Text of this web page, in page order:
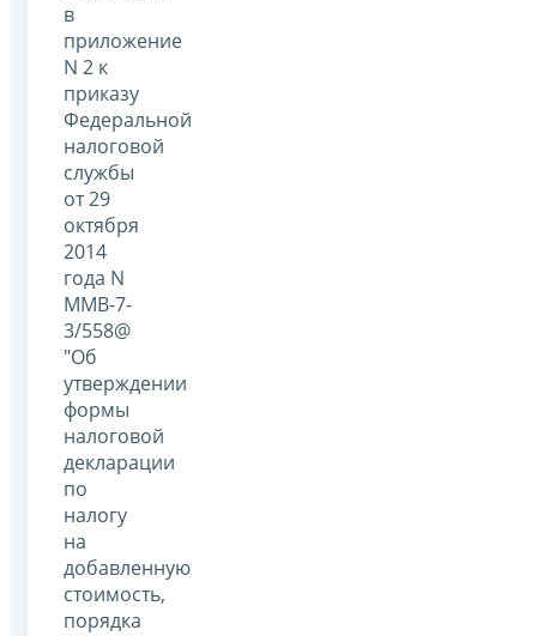
в
приложение
N 2 к
приказу
Федеральной
налоговой
службы
от 29
октября
2014
года N
ММВ-7-
3/558@
"Об
утверждении
формы
налоговой
декларации
по
налогу
на
добавленную
стоимость,
порядка